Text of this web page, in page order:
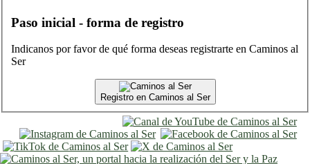
Paso inicial - forma de registro
Indicanos por favor de qué forma deseas registrarte en Caminos al
Ser
Registro en Caminos al Ser